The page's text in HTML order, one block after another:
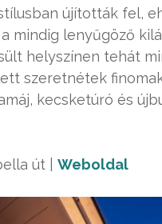
újították fel,
mindig lenyűgöző
helyszínen tehát
szeretnétek
kecsketúró és
út | Weboldal